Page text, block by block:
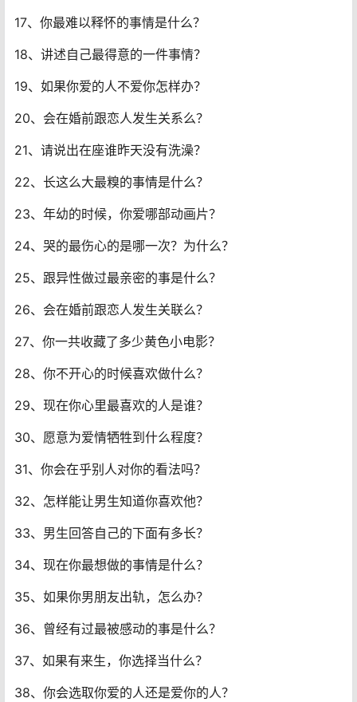
17、你最难以释怀的事情是什么？
18、讲述自己最得意的一件事情？
19、如果你爱的人不爱你怎样办？
20、会在婚前跟恋人发生关系么？
21、请说出在座谁昨天没有洗澡？
22、长这么大最糗的事情是什么？
23、年幼的时候，你爱哪部动画片？
24、哭的最伤心的是哪一次？为什么？
25、跟异性做过最亲密的事是什么？
26、会在婚前跟恋人发生关联么？
27、你一共收藏了多少黄色小电影？
28、你不开心的时候喜欢做什么？
29、现在你心里最喜欢的人是谁？
30、愿意为爱情牺牲到什么程度？
31、你会在乎别人对你的看法吗？
32、怎样能让男生知道你喜欢他？
33、男生回答自己的下面有多长？
34、现在你最想做的事情是什么？
35、如果你男朋友出轨，怎么办？
36、曾经有过最被感动的事是什么？
37、如果有来生，你选择当什么？
38、你会选取你爱的人还是爱你的人？